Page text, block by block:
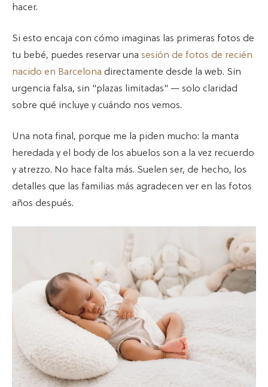
hacer.
Si esto encaja con cómo imaginas las primeras fotos de
tu bebé, puedes reservar una sesión de fotos de recién
nacido en Barcelona directamente desde la web. Sin
urgencia falsa, sin "plazas limitadas" — solo claridad
sobre qué incluye y cuándo nos vemos.
Una nota final, porque me la piden mucho: la manta
heredada y el body de los abuelos son a la vez recuerdo
y atrezzo. No hace falta más. Suelen ser, de hecho, los
detalles que las familias más agradecen ver en las fotos
años después.